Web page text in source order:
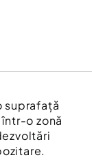
suprafață
o zonă